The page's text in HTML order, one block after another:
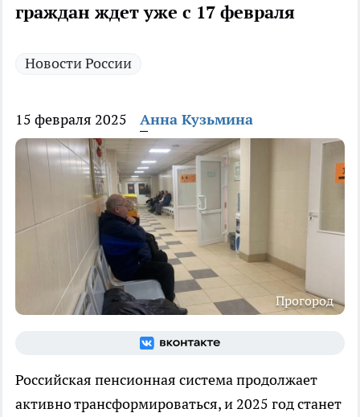
граждан ждет уже с 17 февраля
Новости России
15 февраля 2025 Анна Кузьмина
Прогород
Российская пенсионная система продолжает
активно трансформироваться, и 2025 год станет